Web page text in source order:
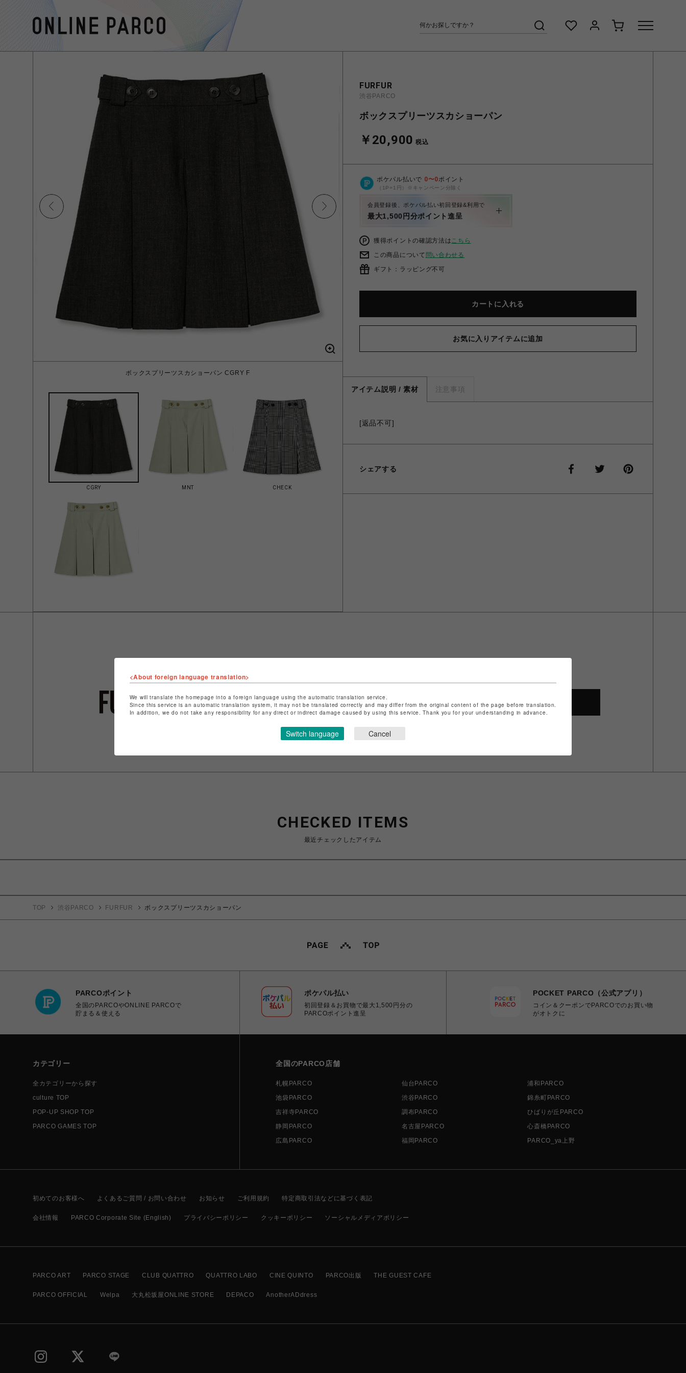
ボックスプリーツスカショーパン CGRY F
CGRY MNT CHECK
FURFUR
渋谷PARCO
ボックスプリーツスカショーパン
￥20,900 税込
ポケパル払いで 0〜0ポイント
（1P=1円）※キャンペーン分除く
会員登録後、ポケパル払い初回登録&利用で
最大1,500円分ポイント進呈
獲得ポイントの確認方法はこちら
この商品について 問い合わせる
ギフト：ラッピング不可
カートに入れる
お気に入りアイテムに追加
アイテム説明 / 素材 注意事項
[返品不可]
シェアする
ショップ名
特定商取引法など法令に基づく表記はこちら
ショップお問い合わせはこちら
SHOP TOP
CHECKED ITEMS
最近チェックしたアイテム
TOP 渋谷PARCO FURFUR ボックスプリーツスカショーパン
PARCOポイント
全国のPARCOやONLINE PARCOで
貯まる＆使える
ポケパル払い
初回登録＆お買物で最大1,500円分の
PARCOポイント進呈
POCKET PARCO（公式アプリ）
コイン＆クーポンでPARCOでのお買い物
がオトクに
カテゴリー
全カテゴリーから探す
culture TOP
POP-UP SHOP TOP
PARCO GAMES TOP
全国のPARCO店舗
札幌PARCO 仙台PARCO
浦和PARCO
池袋PARCO
渋谷PARCO
錦糸町PARCO
吉祥寺PARCO
調布PARCO
ひばりが丘PARCO
静岡PARCO
名古屋PARCO
心斎橋PARCO
広島PARCO
福岡PARCO PARCO_ya上野
初めてのお客様へ よくあるご質問 / お問い合わせ お知らせ ご利用規約 特定商取引法などに基づく表記
会社情報 PARCO Corporate Site (English) プライバシーポリシー クッキーポリシー ソーシャルメディアポリシー
PARCO ART PARCO STAGE CLUB QUATTRO QUATTRO LABO CINE QUINTO PARCO出版 THE GUEST CAFE
PARCO OFFICIAL Welpa 大丸松坂屋ONLINE STORE DEPACO AnotherADdress
<About foreign language translation>
We will translate the homepage into a foreign language using the automatic translation service.
Since this service is an automatic translation system, it may not be translated correctly and may differ from the original content of the page before translation.
In addition, we do not take any responsibility for any direct or indirect damage caused by using this service. Thank you for your understanding in advance.
Switch language Cancel